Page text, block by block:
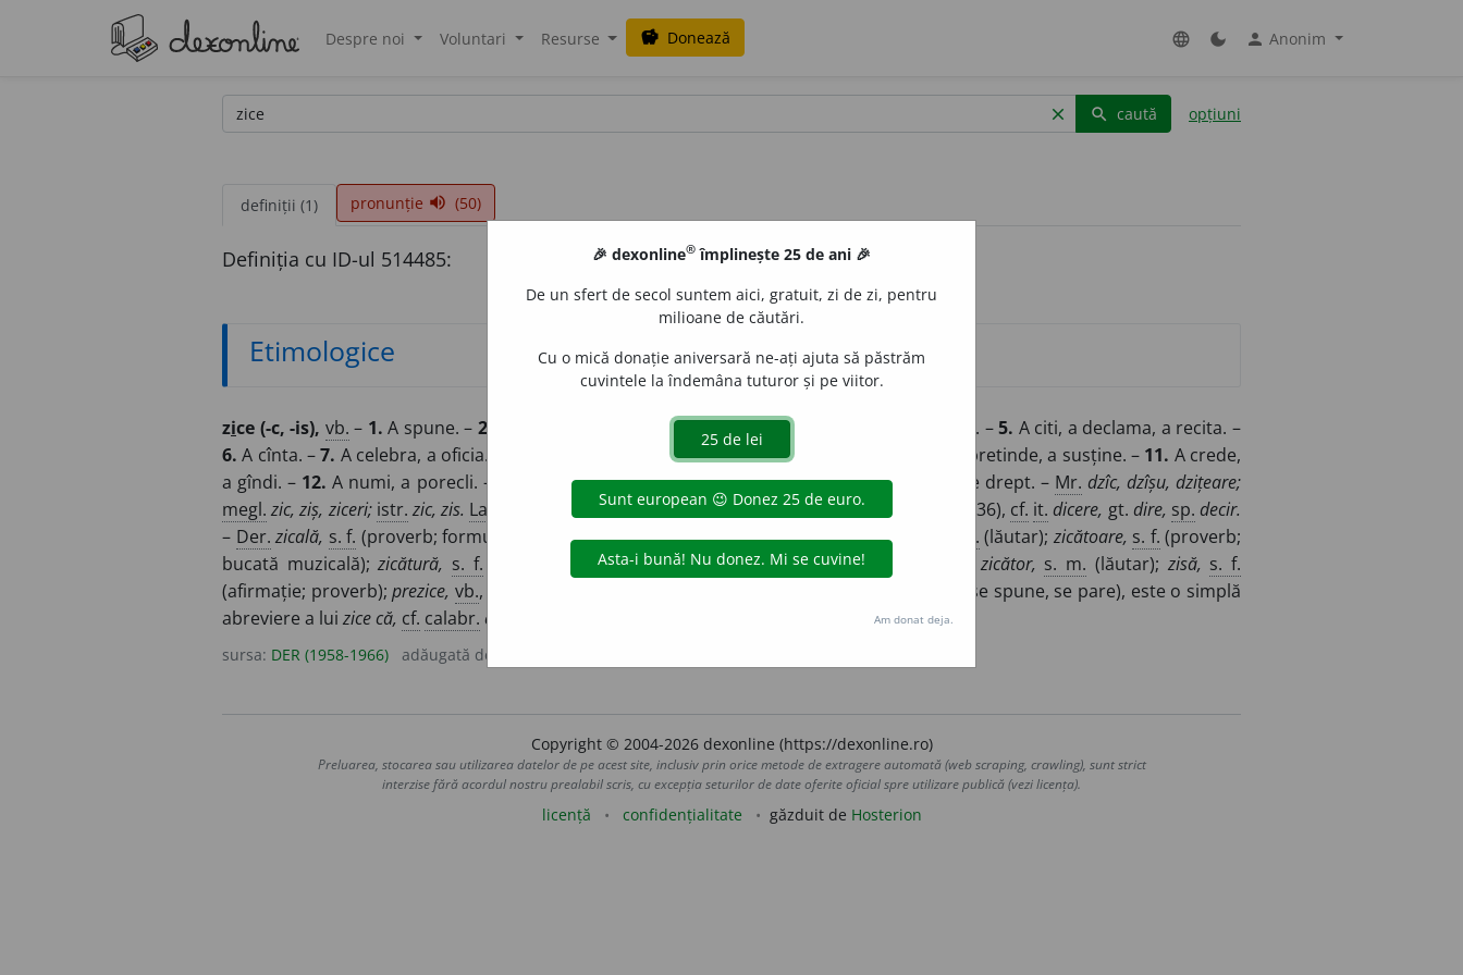
Despre noi Voluntari Resurse savings Donează language dark_mode person Anonim
clear search caută opțiuni
definiții (1) pronunție volume_up (50)
Definiția cu ID-ul 514485:
Etimologice
zice (-c, -is), vb. – 1. A spune. – 2. A afirma, a asigura. –3.A vorbi, a pronunța. – A se ruga. –5. A citi, a declama, a recita. –
6. A cînta. –7. A celebra, a oficia. – A suna un instrument. –9.A obiecta, a critica. – A pretinde, a susține. – 11. A crede,
a gîndi. – 12. A numi, a porecli. – ) A se chema. –14.(Refl.) A se presupune, a trece drept. – Mr. dzîc, dzîșu, dzițeare;
megl. zic, ziș, ziceri; istr. zic, zis. Lat. (Pușcariu 1941; REW 8268; Popinceanu, ZRPh., LVI, 236), cf. it. dicere, gt. dire, sp. decir.
– Der. zicală, s. f. (proverb; formulă magică; bucată muzicală);zicălaș(var. zicălău, zicaș s. m. (lăutar); zicătoare, s. f. (proverb;
bucată muzicală);zicătură, s. f. (proverb; bucată muzicală);zicere, s. f.(zicală; expresie); zicător, s. m. (lăutar); zisă, s. f.
(afirmație; proverb);prezice, vb., format după
(după cum se spune, se pare), este o simplă
abreviere a lui zice că, cf. calabr. cica.
sursa: DER (1958-1966) adăugată de
Copyright © 2004-2026 dexonline (https://dexonline.ro)
Preluarea, stocarea sau utilizarea datelor de pe acest site, inclusiv prin orice metode de extragere automată (web scraping, crawling), sunt strict
interzise fără acordul nostru prealabil scris, cu excepția seturilor de date oferite oficial spre utilizare publică (vezi licența).
licență confidențialitate găzduit de Hosterion
🎉 dexonline® împlinește 25 de ani 🎉
De un sfert de secol suntem aici, gratuit, zi de zi, pentru
milioane de căutări.
Cu o mică donație aniversară ne-ați ajuta să păstrăm
cuvintele la îndemâna tuturor și pe viitor.
Am donat deja.